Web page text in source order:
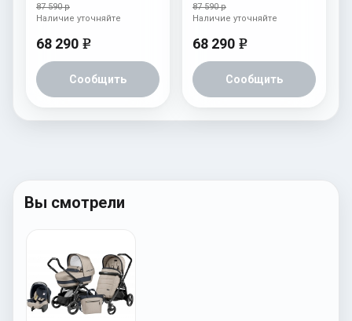
87 590 р
68 290 e
Сообщить
Наличие уточняйте
87 590 р
68 290 e
Сообщить
Наличие уточняйте
Вы смотрели